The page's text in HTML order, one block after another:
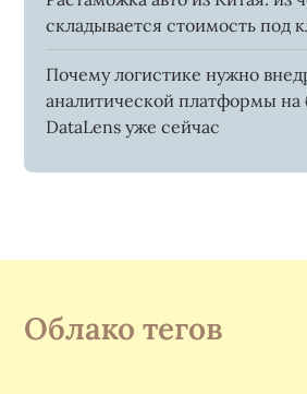
складывается стоимость под
Почему логистике нужно
аналитической платформы на
DataLens уже сейчас
Облако тегов